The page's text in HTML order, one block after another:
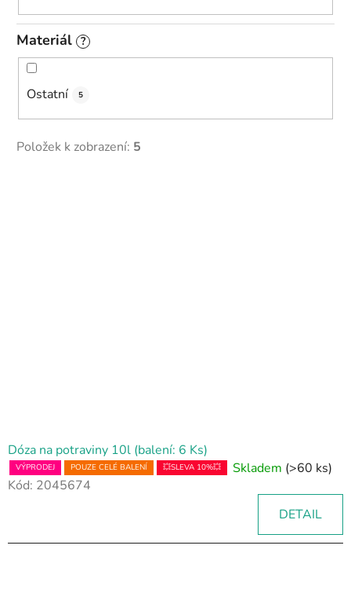
Materiál ?
Ostatní 5
Položek k zobrazení: 5
ů
Dóza na potraviny 10l (balení: 6 Ks)
VÝPRODEJ POUZE CELÉ BALENÍ 💥SLEVA 10%💥 Skladem (>60 ks)
Kód: 2045674
DETAIL